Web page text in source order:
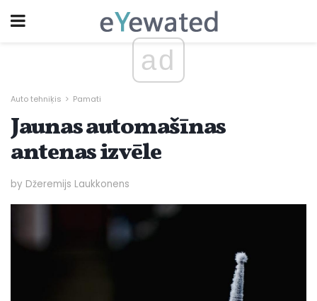
ad
Auto tehniķis Pamati
Jaunas automašīnas
antenas izvēle
by Džeremijs Laukkonens